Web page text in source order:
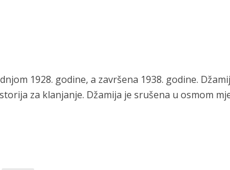
1928. godine, a završena 1938. godine.
za klanjanje. Džamija je srušena u osmom